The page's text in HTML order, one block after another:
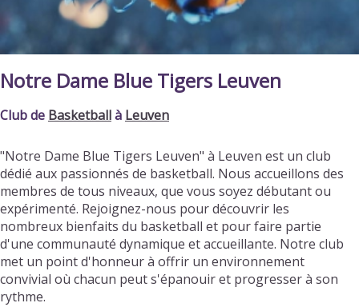
Notre Dame Blue Tigers Leuven
Club de Basketballà Leuven
"Notre Dame Blue Tigers Leuven" à Leuven est un club
dédié aux passionnés de basketball. Nous accueillons des
membres de tous niveaux, que vous soyez débutant ou
expérimenté. Rejoignez-nous pour découvrir les
nombreux bienfaits du basketball et pour faire partie
d'une communauté dynamique et accueillante. Notre club
met un point d'honneur à offrir un environnement
convivial où chacun peut s'épanouir et progresser à son
rythme.